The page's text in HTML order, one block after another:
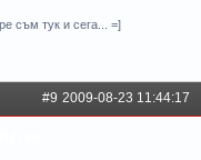
съм тук и сега... =]
#9 2009-08-23 11:44:17